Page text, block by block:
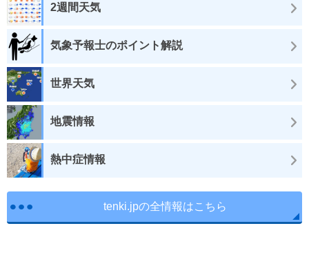
2週間天気
気象予報士のポイント解説
世界天気
地震情報
熱中症情報
tenki.jpの全情報はこちら